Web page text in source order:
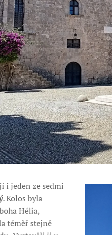
i jeden ze sedmi
. Kolos byla
Hélia,
téměř stejně